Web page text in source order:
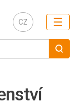
CZ ☰